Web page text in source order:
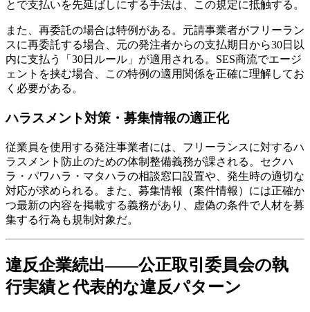
とで支払いを先延ばしにする手法は、この規定に抵触する。
また、再委託の場合は特例がある。元請事業者がフリーラン
スに再委託する場合、元の発注者からの支払期日から30日以
内に支払う「30日ルール」が適用される。SES商流でエージ
ェントを挟む場合、この特例の適用関係を正確に理解してお
く必要がある。
ハラスメント対策・募集情報の適正化
従業員を使用する発注事業者には、フリーランスに対するハ
ラスメント防止のための体制整備義務が課される。セクハ
ラ・パワハラ・マタハラの相談窓口設置や、発生時の適切な
対応が求められる。また、募集情報（案件情報）には正確か
つ最新の内容を掲載する義務があり、虚偽の条件で人材を募
集する行為も規制対象だ。
違反企業続出――公正取引委員会の執
行実績と代表的な違反パターン